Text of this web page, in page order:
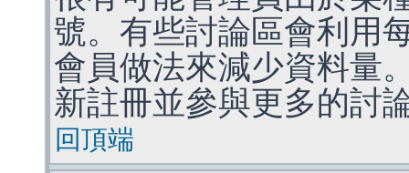
號。有些討論區會利用
會員做法來減少資料量
新註冊並參與更多的討
回頂端